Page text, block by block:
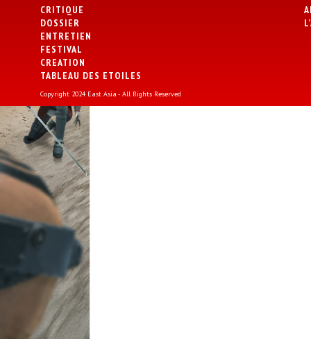
CRITIQUE
DOSSIER
ENTRETIEN
FESTIVAL
CREATION
TABLEAU DES ETOILES
Copyright 2024 East Asia - All Rights Reserved